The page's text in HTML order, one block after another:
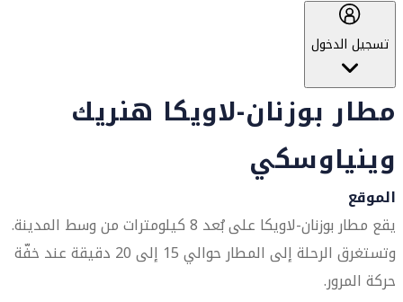
تسجيل الدخول
مطار بوزنان-لاويكا هنريك
وينياوسكي
الموقع
يقع مطار بوزنان-لاويكا على بُعد 8 كيلومترات من وسط المدينة.
وتستغرق الرحلة إلى المطار حوالي 15 إلى 20 دقيقة عند خفّة
حركة المرور.